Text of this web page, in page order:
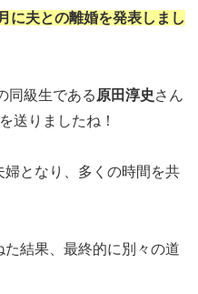
に夫との離婚を発表しまし
同級生である 原田淳史 さん
送りましたね！
となり、多くの時間を共
結果、最終的に別々の道